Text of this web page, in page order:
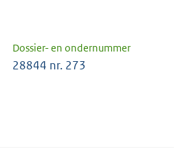
Dossier- en ondernummer
28844 nr. 273